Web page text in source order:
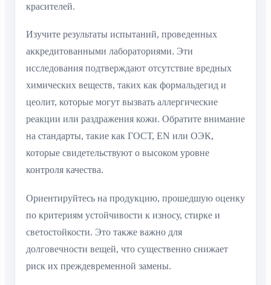
красителей.
Изучите результаты испытаний, проведенных
аккредитованными лабораториями. Эти
исследования подтверждают отсутствие вредных
химических веществ, таких как формальдегид и
цеолит, которые могут вызвать аллергические
реакции или раздражения кожи. Обратите внимание
на стандарты, такие как ГОСТ, EN или ОЭК,
которые свидетельствуют о высоком уровне
контроля качества.
Ориентируйтесь на продукцию, прошедшую оценку
по критериям устойчивости к износу, стирке и
светостойкости. Это также важно для
долговечности вещей, что существенно снижает
риск их преждевременной замены.